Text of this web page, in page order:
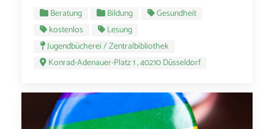
Beratung Bildung
Gesundheit
kostenlos
Lesung
Jugendbücherei / Zentralbibliothek
Konrad-Adenauer-Platz 1 , 40210 Düsseldorf